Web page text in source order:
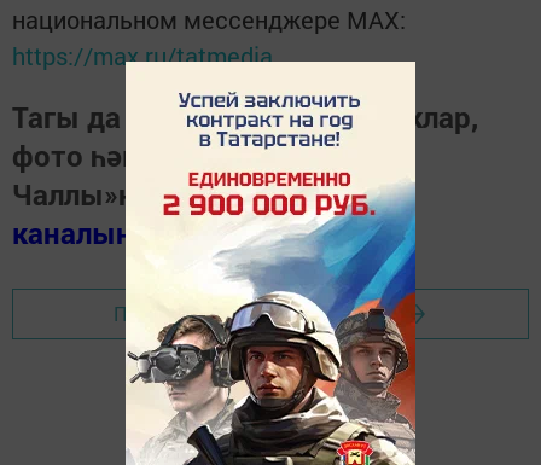
национальном мессенджере MАХ:
https://max.ru/tatmedia
Тагы да кызыклырак яңалыклар,
фото һәм видеолар «Шәһри
Чаллы»ның MAX
каналында
(язылыгыз).
Перейти на страницу новости